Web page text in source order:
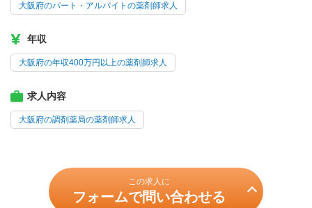
大阪府のパート・アルバイトの薬剤師求人
年収
大阪府の年収400万円以上の薬剤師求人
求人内容
大阪府の調剤薬局の薬剤師求人
この求人に
フォームで問い合わせる